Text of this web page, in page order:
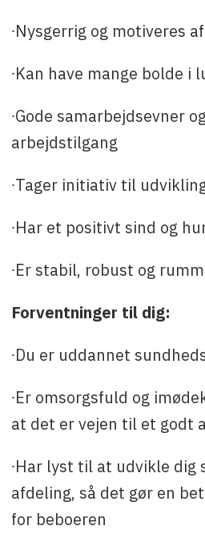
∙Nysgerrig og motiveres
∙Kan have mange bolde i
∙Gode samarbejdsevner
arbejdstilgang
∙Tager initiativ til
∙Har et positivt sind og
∙Er stabil, robust og
Forventninger til dig:
∙Du er uddannet
∙Er omsorgsfuld og
at det er vejen til et godt
∙Har lyst til at udvikle dig
afdeling, så det gør en
for beboeren